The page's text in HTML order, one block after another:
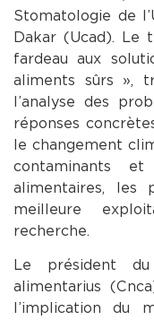
Stomatologie de
Dakar (Ucad). Le
fardeau aux
aliments sûrs »,
l’analyse des
réponses
le changement
contaminants et
alimentaires, les
meilleure
recherche.
Le président
alimentarius
l’implication du